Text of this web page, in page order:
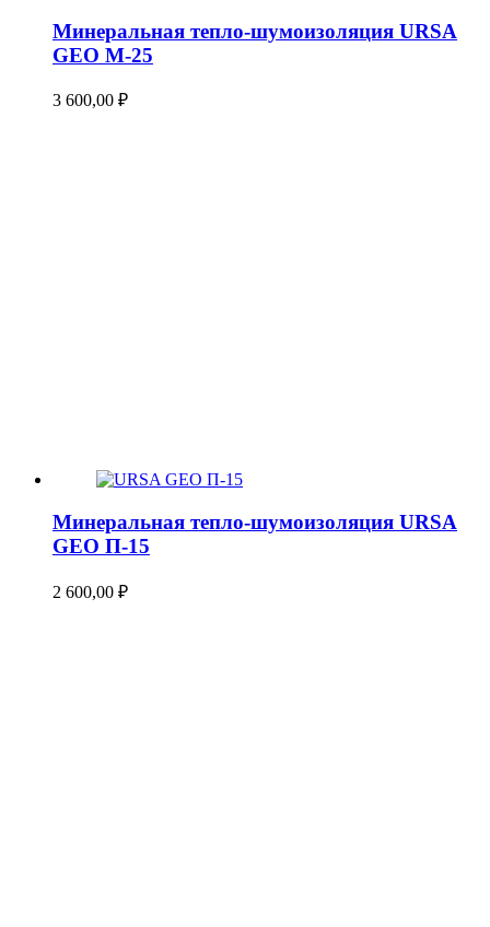
Минеральная тепло-шумоизоляция URSA
GEO М-25
3 600,00 ₽
Минеральная тепло-шумоизоляция URSA
GEO П-15
2 600,00 ₽